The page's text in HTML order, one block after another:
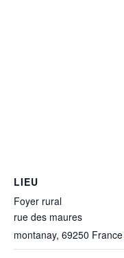
LIEU
Foyer rural
rue des maures
montanay, 69250 France